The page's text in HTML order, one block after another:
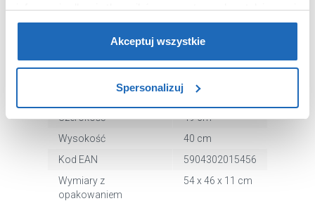
informacje dla użytkowników zewnętrznych, a także nasi
partnerzy reklamowi.Jeśli chcesz, włącz „Tylko
wymagane pliki cookie”.Pamiętaj jednak, że
zablokowane niektóre pliki cookie mogą mieć wpływ na
Aby uzyskać więcej informacji na temat plików plików
cookie, kliknij „Ustawienia plików cookie”.
uzyskać więcej informacji na temat plików cookie i tego,
dlaczego ich przepisy, przejdź do zakładu „Informacje o
plikach cookie”.
Akceptuj wszystkie
Spersonalizuj
Marka
Thermoval
6 cm
Szerokość
49 cm
Wysokość
40 cm
Kod EAN
5904302015456
Wymiary z
opakowaniem
54 x 46 x 11 cm